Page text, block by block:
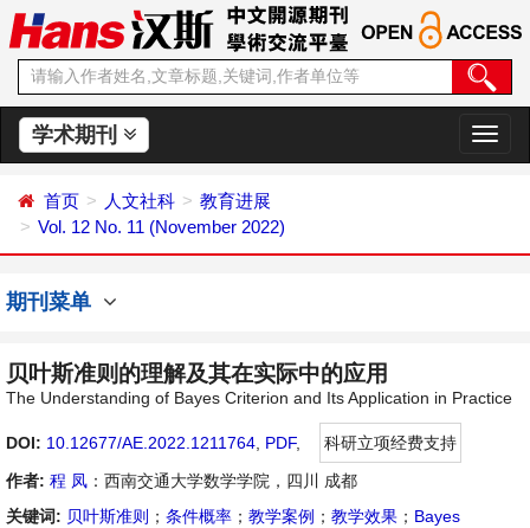
学术期刊
切
换
首页 人文社科
教育进展
Vol. 12 No. 11 (November 2022)
期刊菜单
贝叶斯准则的理解及其在实际中的应用
The Understanding of Bayes Criterion and Its Application in Practice
DOI: 10.12677/AE.2022.1211764 PDF,
科研立项经费支持
作者: 程 凤 ：西南交通大学数学学院，四川 成都
关键词: 贝叶斯准则 ； 条件概率 ； 教学案例 ； 教学效果 ； Bayes